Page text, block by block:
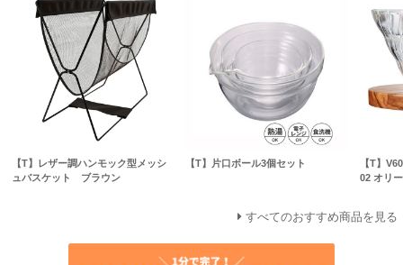
【T】レザー調ハンモック型メッシ
ュバスケット ブラウン
【T】片口ボール3個セット
【T】
02 オリ
すべてのおすすめ商品を見る